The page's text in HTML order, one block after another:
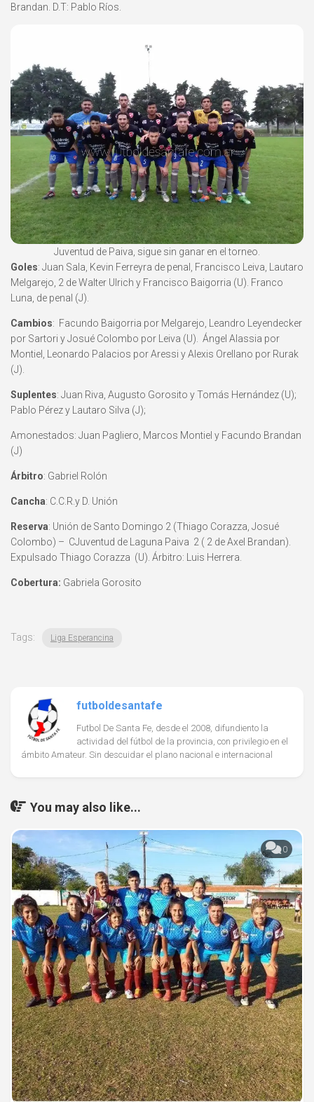
Brandan. D.T: Pablo Ríos.
Juventud de Paiva, sigue sin ganar en el torneo.
Goles: Juan Sala, Kevin Ferreyra de penal, Francisco Leiva, Lautaro
Melgarejo, 2 de Walter Ulrich y Francisco Baigorria (U). Franco
Luna, de penal (J).
Cambios: Facundo Baigorria por Melgarejo, Leandro Leyendecker
por Sartori y Josué Colombo por Leiva (U). Ángel Alassia por
Montiel, Leonardo Palacios por Aressi y Alexis Orellano por Rurak
(J).
Suplentes: Juan Riva, Augusto Gorosito y Tomás Hernández (U);
Pablo Pérez y Lautaro Silva (J);
Amonestados: Juan Pagliero, Marcos Montiel y Facundo Brandan
(J)
Árbitro: Gabriel Rolón
Cancha: C.C.R.y D. Unión
Reserva: Unión de Santo Domingo 2 (Thiago Corazza, Josué
Colombo) – CJuventud de Laguna Paiva 2 ( 2 de Axel Brandan).
Expulsado Thiago Corazza (U). Árbitro: Luis Herrera.
Cobertura: Gabriela Gorosito
Tags: Liga Esperancina
futboldesantafe
Futbol De Santa Fe, desde el 2008, difundiento la
actividad del fútbol de la provincia, con privilegio en el
ámbito Amateur. Sin descuidar el plano nacional e internacional
You may also like...
0